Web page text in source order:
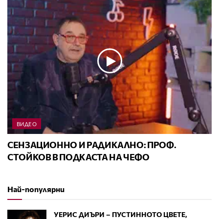
ВИДЕО
СЕНЗАЦИОННО И РАДИКАЛНО: ПРОФ.
СТОЙКОВ В ПОДКАСТА НА ЧЕФО
Най-популярни
УЕРИС ДИЪРИ – ПУСТИННОТО ЦВЕТЕ,